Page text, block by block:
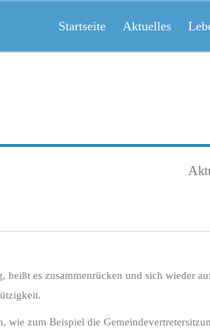
Startseite Aktuelles
heißt es zusammenrücken und sich wieder
wie zum Beispiel die